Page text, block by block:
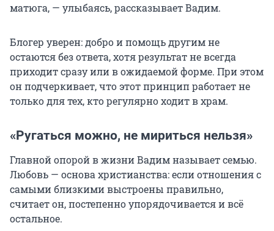
матюга, — улыбаясь, рассказывает Вадим.
Блогер уверен: добро и помощь другим не
остаются без ответа, хотя результат не всегда
приходит сразу или в ожидаемой форме. При этом
он подчеркивает, что этот принцип работает не
только для тех, кто регулярно ходит в храм.
«Ругаться можно, не мириться нельзя»
Главной опорой в жизни Вадим называет семью.
Любовь — основа христианства: если отношения с
самыми близкими выстроены правильно,
считает он, постепенно упорядочивается и всё
остальное.